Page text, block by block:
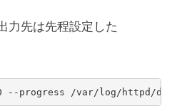
力先は先程設定した